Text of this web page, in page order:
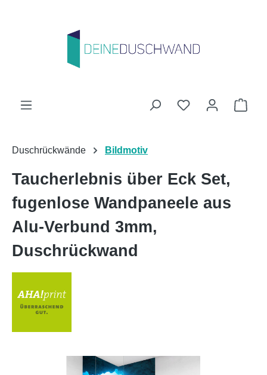
Du hast 0
Duschrückwände Bildmotiv
Taucherlebnis über Eck Set,
fugenlose Wandpaneele aus
Alu-Verbund 3mm,
Duschrückwand